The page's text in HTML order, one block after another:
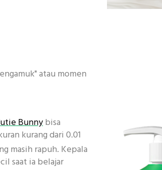
atau momen
Bunnybisa
kurang dari 0.01
masih rapuh. Kepala
saat ia belajar